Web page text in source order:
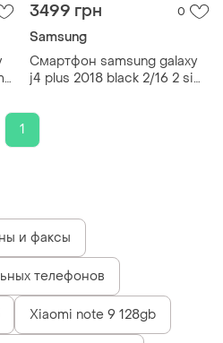
3499 грн 0
Samsung
Смартфон samsung galaxy
j4 plus 2018 black 2/16 2 sim
3300 маг
1
и факсы
телефонов
Xiaomi note 9 128gb